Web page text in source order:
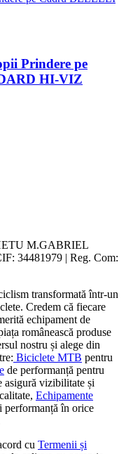
Prindere pe
HI-VIZ
M.GABRIEL
34481979 | Reg. Com:
transformată într-un
Credem că fiecare
echipament de
românească produse
nostru și alege din
Biciclete MTB pentru
de performanță pentru
asigură vizibilitate și
Echipamente
performanță în orice
cu Termenii și